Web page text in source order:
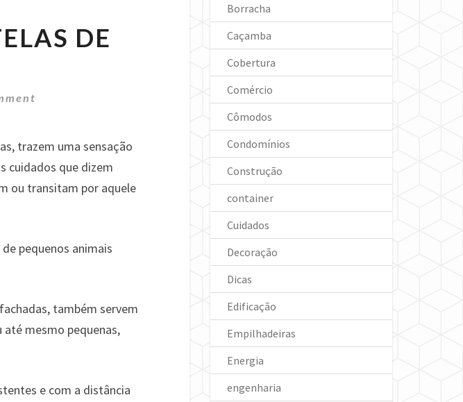
DE
trazem uma sensação
cuidados que dizem
ou transitam por aquele
pequenos animais
também servem
mesmo pequenas,
e com a distância
Borracha
Caçamba
Cobertura
Comércio
Cômodos
Condomínios
Construção
container
Cuidados
Decoração
Dicas
Edificação
Empilhadeiras
Energia
engenharia